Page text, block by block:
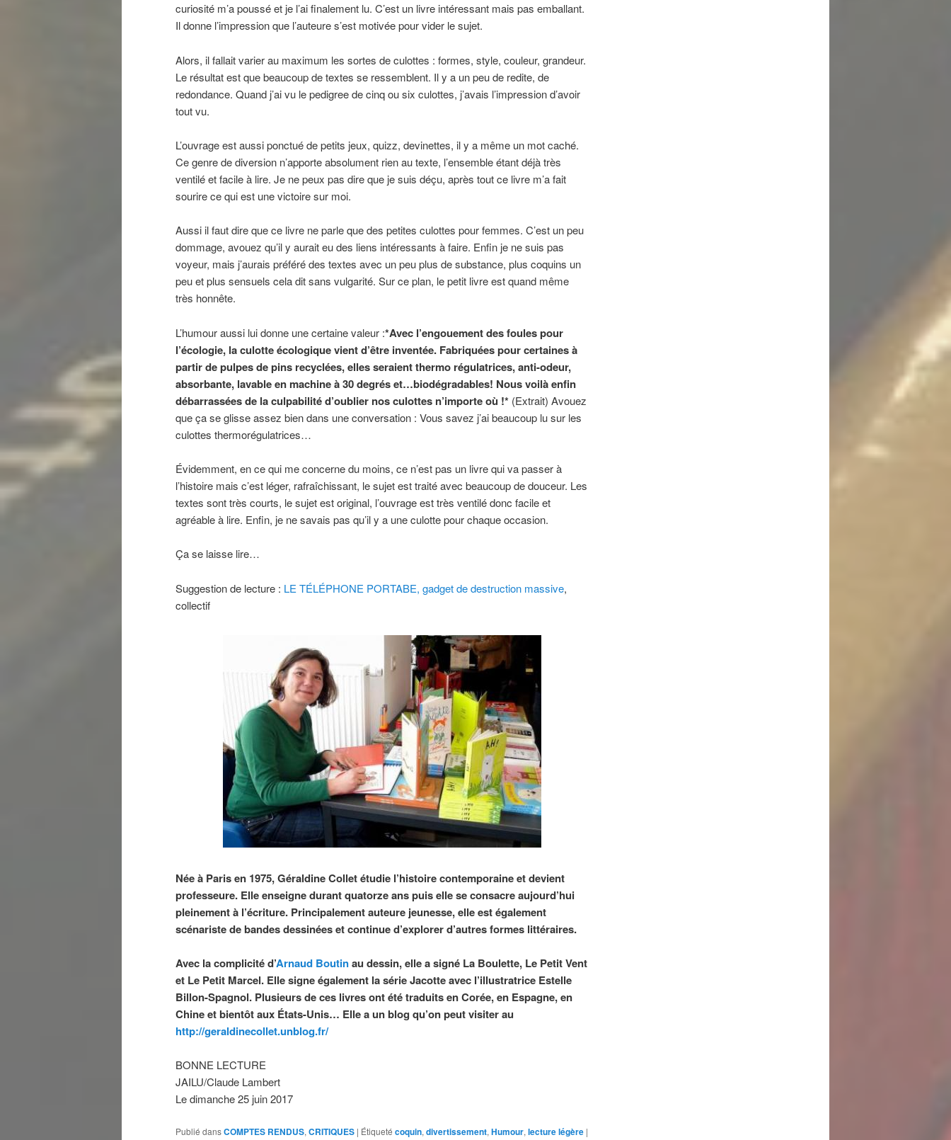
curiosité m’a poussé et je l’ai finalement lu. C’est un livre intéressant mais pas emballant.
Il donne l’impression que l’auteure s’est motivée pour vider le sujet.
Alors, il fallait varier au maximum les sortes de culottes : formes, style, couleur, grandeur.
Le résultat est que beaucoup de textes se ressemblent. Il y a un peu de redite, de
redondance. Quand j’ai vu le pedigree de cinq ou six culottes, j’avais l’impression d’avoir
tout vu.
L’ouvrage est aussi ponctué de petits jeux, quizz, devinettes, il y a même un mot caché.
Ce genre de diversion n’apporte absolument rien au texte, l’ensemble étant déjà très
ventilé et facile à lire. Je ne peux pas dire que je suis déçu, après tout ce livre m’a fait
sourire ce qui est une victoire sur moi.
Aussi il faut dire que ce livre ne parle que des petites culottes pour femmes. C’est un peu
dommage, avouez qu’il y aurait eu des liens intéressants à faire. Enfin je ne suis pas
voyeur, mais j’aurais préféré des textes avec un peu plus de substance, plus coquins un
peu et plus sensuels cela dit sans vulgarité. Sur ce plan, le petit livre est quand même
très honnête.
L’humour aussi lui donne une certaine valeur :*Avec l’engouement des foules pour
l’écologie, la culotte écologique vient d’être inventée. Fabriquées pour certaines à
partir de pulpes de pins recyclées, elles seraient thermo régulatrices, anti-odeur,
absorbante, lavable en machine à 30 degrés et…biodégradables! Nous voilà enfin
débarrassées de la culpabilité d’oublier nos culottes n’importe où !* (Extrait) Avouez
que ça se glisse assez bien dans une conversation : Vous savez j’ai beaucoup lu sur les
culottes thermorégulatrices…
Évidemment, en ce qui me concerne du moins, ce n’est pas un livre qui va passer à
l’histoire mais c’est léger, rafraîchissant, le sujet est traité avec beaucoup de douceur. Les
textes sont très courts, le sujet est original, l’ouvrage est très ventilé donc facile et
agréable à lire. Enfin, je ne savais pas qu’il y a une culotte pour chaque occasion.
Ça se laisse lire…
Suggestion de lecture : LE TÉLÉPHONE PORTABE, gadget de destruction massive,
collectif
Née à Paris en 1975, Géraldine Collet étudie l’histoire contemporaine et devient
professeure. Elle enseigne durant quatorze ans puis elle se consacre aujourd’hui
pleinement à l’écriture. Principalement auteure jeunesse, elle est également
scénariste de bandes dessinées et continue d’explorer d’autres formes littéraires.
Avec la complicité d’Arnaud Boutinau dessin, elle a signé La Boulette, Le Petit Vent
et Le Petit Marcel. Elle signe également la série Jacotte avec l’illustratrice Estelle
Billon-Spagnol. Plusieurs de ces livres ont été traduits en Corée, en Espagne, en
Chine et bientôt aux États-Unis… Elle a un blog qu’on peut visiter au
http://geraldinecollet.unblog.fr/
BONNE LECTURE
JAILU/Claude Lambert
Le dimanche 25 juin 2017
Publié dansCOMPTES RENDUS, CRITIQUES | Étiqueté coquin, divertissement, Humour, lecture légère |